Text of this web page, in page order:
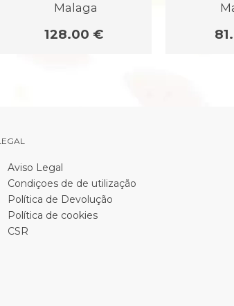
Malaga
128.00 €
Aviso Legal
Condiçoes de de utilização
Política de Devolução
Política de cookies
CSR